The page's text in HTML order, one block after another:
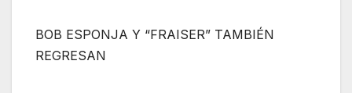
BOB ESPONJA Y “FRAISER” TAMBIÉN
REGRESAN